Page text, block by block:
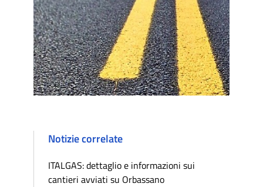
Notizie correlate
ITALGAS: dettaglio e informazioni sui
cantieri avviati su Orbassano